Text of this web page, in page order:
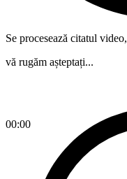
00:00
Se procesează citatul video,
vă rugăm așteptați...